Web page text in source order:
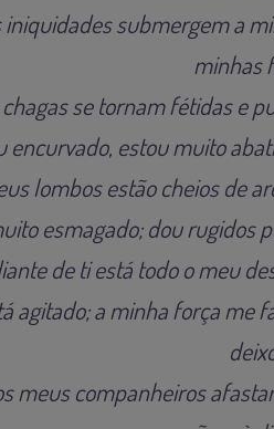
iniquidades submergem a
minhas
se tornam fétidas e
encurvado, estou muito
lombos estão cheios de
esmagado; dou rugidos
de ti está todo o meu
agitado; a minha força me
meus companheiros